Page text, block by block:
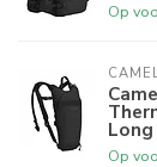
Op
Op